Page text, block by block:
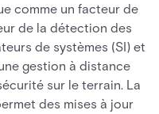
comme un facteur de
de la détection des
de systèmes (SI) et
gestion à distance
sur le terrain. La
des mises à jour